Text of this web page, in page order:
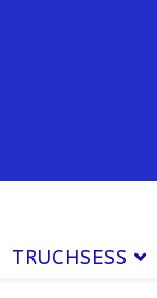
TRUCHSESS